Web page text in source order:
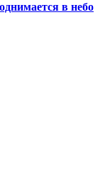
в небо